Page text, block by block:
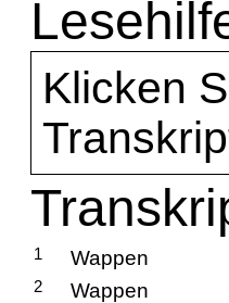
Klicken
1 Wappen
2 Wappen